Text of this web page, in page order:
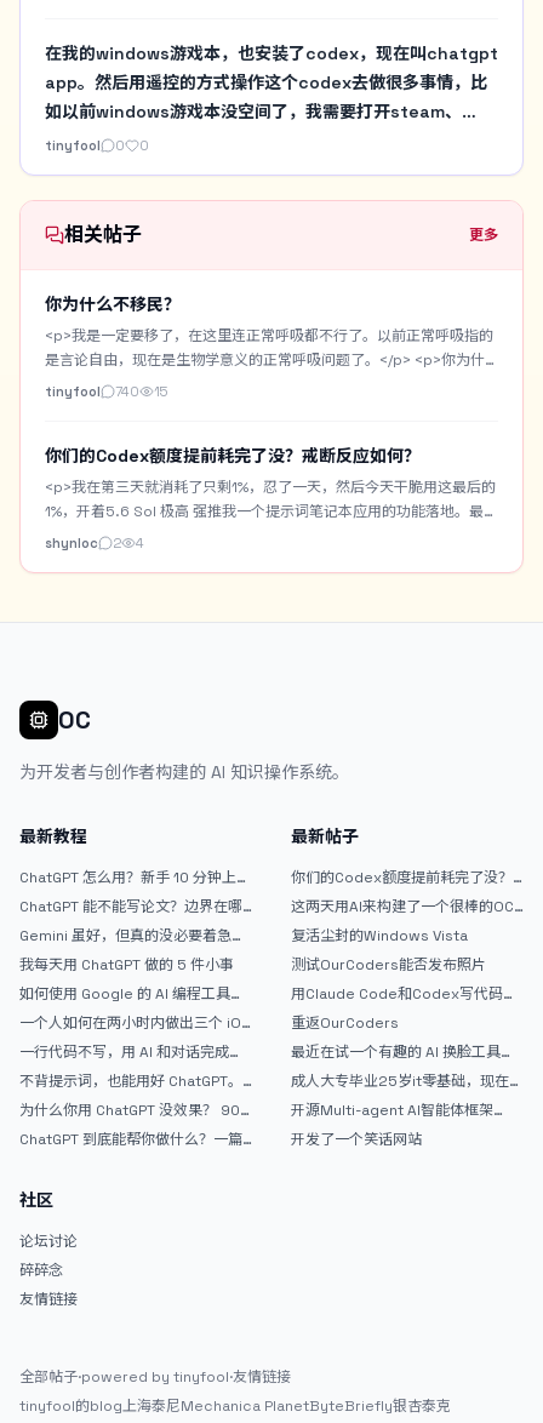
在我的windows游戏本，也安装了codex，现在叫chatgpt
app。然后用遥控的方式操作这个codex去做很多事情，比
如以前windows游戏本没空间了，我需要打开steam、
gog、战网，然后手工看一堆目录的占用。现在直接用
codex做个扫描。然后决定要不要暂时删除某个游戏啥的。
以前要在windows游戏本实验一些必须N卡的AI项目要自己
去安装，现在也都交给Codex来做，我就在我习惯的mac环
tinyfool 0 0
相关帖子 更多
你为什么不移民？
<p>我是一定要移了，在这里连正常呼吸都不行了。以前正常呼吸指的
是言论自由，现在是生物学意义的正常呼吸问题了。</p> <p>你为什
么不移民？</p>
tinyfool 740 15
你们的Codex额度提前耗完了没？戒断反应如何？
<p>我在第三天就消耗了只剩1%，忍了一天，然后今天干脆用这最后的
1%，开着5.6 Sol 极高 强推我一个提示词笔记本应用的功能落地。最终
用时3小时，居然还是跑完了。但是现在还是出现一些戒断反应，感觉
色定妆图。之后生图可以直接调用AI模特自动作为垫图。</p> <p>这是
AI模特资产库的界面： <img
da69da9d72a8.webp" alt="1bb0d28b-c7dd-4327-bafa-
搜索： <img src="/upload/thread/202608/3e15b6e7-345f-
48b4-aeff-1bbd89afe9d3.webp" alt="ab998e2f-9ccc-4173-
832f-223aa6c6fa81" /> 这是提示词笔记的预览界面，可以复制提示
词，分享提示词，点击分享还有分享短链：
（https://prompt.jintao.co.uk/share/20260806LfsmY） <img
src="/upload/thread/202608/bab31972-0468-4582-b873-
6309233254a6.webp" alt="20260806-201213" /> 可惜现在没额
度了，我又不想换模型折腾。现在还有些界面细节和小功能需要落地完
善，可能还要虫子要抓。弄好了，打算放GitHub开源。</p> <p>有朋
友想试试的么？</p>
shynloc 2 4
OC
为开发者与创作者构建的 AI 知识操作系统。
最新教程
ChatGPT 怎么用？新手 10 分钟上手
ChatGPT 能不能写论文？边界在哪
Gemini 虽好，但真的没必要着急放
弃 ChatGPT
我每天用 ChatGPT 做的 5 件小事
如何使用 Google 的 AI 编程工具
AntiGravity：独立开发者的新时代
武器
一个人如何在两小时内做出三个 iOS
APP？｜AntiGravity + Gemini 3 实
战完整记录
一行代码不写，用 AI 和对话完成一
个完整网站：《图书天堂》实战记录
不背提示词，也能用好 ChatGPT。
一个万能提问模板
为什么你用 ChatGPT 没效果？ 90%
的人第一步就问错了
ChatGPT 到底能帮你做什么？一篇
最新帖子
你们的Codex额度提前耗完了没？
戒断反应如何？
这两天用AI来构建了一个很棒的OC
论坛精华区
复活尘封的Windows Vista
测试OurCoders能否发布照片
用Claude Code和Codex写代码真
的爽，但是App怎么挣钱还是很难啊
重返OurCoders
最近在试一个有趣的 AI 换脸工具，
效果挺不错
成人大专毕业25岁it零基础，现在想
考软件设计师，有什么好的建议吗，
谢谢！
开源Multi-agent AI智能体框架
aevatar.ai，欢迎大家贡献代码
开发了一个笑话网站
社区
论坛讨论
碎碎念
友情链接
全部帖子·powered by tinyfool·友情链接
tinyfool的blog上海泰尼Mechanica PlanetByteBriefly银杏泰克